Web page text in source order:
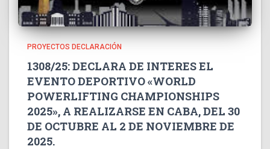
PROYECTOS DECLARACIÓN
1308/25: DECLARA DE INTERES EL
EVENTO DEPORTIVO «WORLD
POWERLIFTING CHAMPIONSHIPS
2025», A REALIZARSE EN CABA, DEL 30
DE OCTUBRE AL 2 DE NOVIEMBRE DE
2025.